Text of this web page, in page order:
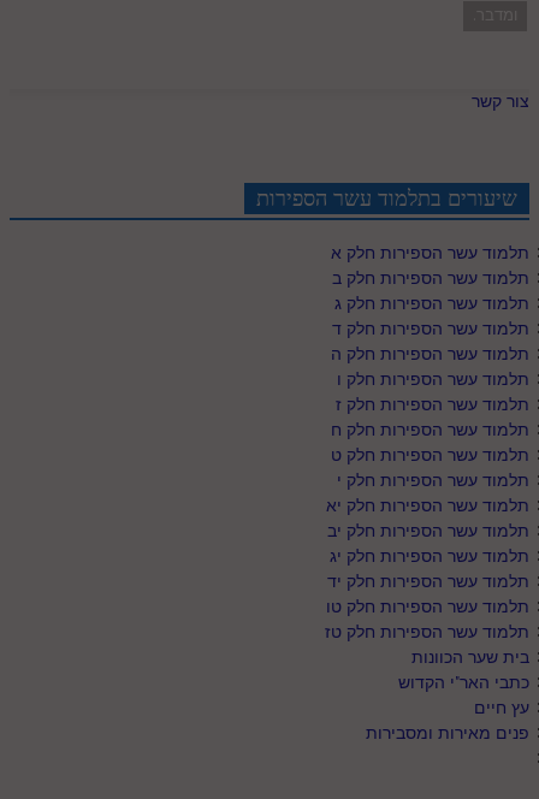
ומדבר.
צור קשר
שיעורים בתלמוד עשר הספירות
תלמוד עשר הספירות חלק א
תלמוד עשר הספירות חלק ב
תלמוד עשר הספירות חלק ג
תלמוד עשר הספירות חלק ד
תלמוד עשר הספירות חלק ה
תלמוד עשר הספירות חלק ו
תלמוד עשר הספירות חלק ז
תלמוד עשר הספירות חלק ח
תלמוד עשר הספירות חלק ט
תלמוד עשר הספירות חלק י
תלמוד עשר הספירות חלק יא
תלמוד עשר הספירות חלק יב
תלמוד עשר הספירות חלק יג
תלמוד עשר הספירות חלק יד
תלמוד עשר הספירות חלק טו
תלמוד עשר הספירות חלק טז
בית שער הכוונות
כתבי האר"י הקדוש
עץ חיים
פנים מאירות ומסבירות